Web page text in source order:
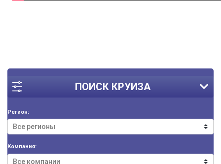
ПОИСК КРУИЗА
Регион:
Компания: